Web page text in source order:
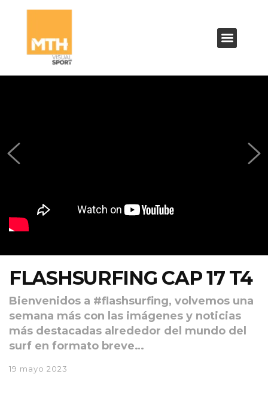
FLASHSURFING CAP 17 T4
Bienvenidos a #flashsurfing, volvemos una
semana más con las imágenes y noticias
más destacadas alrededor del mundo del
surf en formato breve…
19 mayo 2023